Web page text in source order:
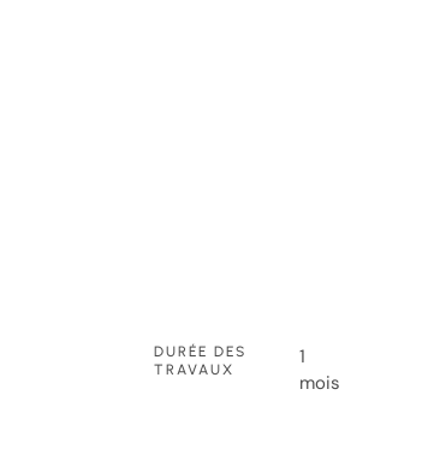
DURÉE DES
TRAVAUX
1
mois